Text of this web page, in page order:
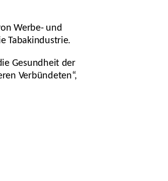
Werbe- und
Tabakindustrie.
Gesundheit der
Verbündeten“,